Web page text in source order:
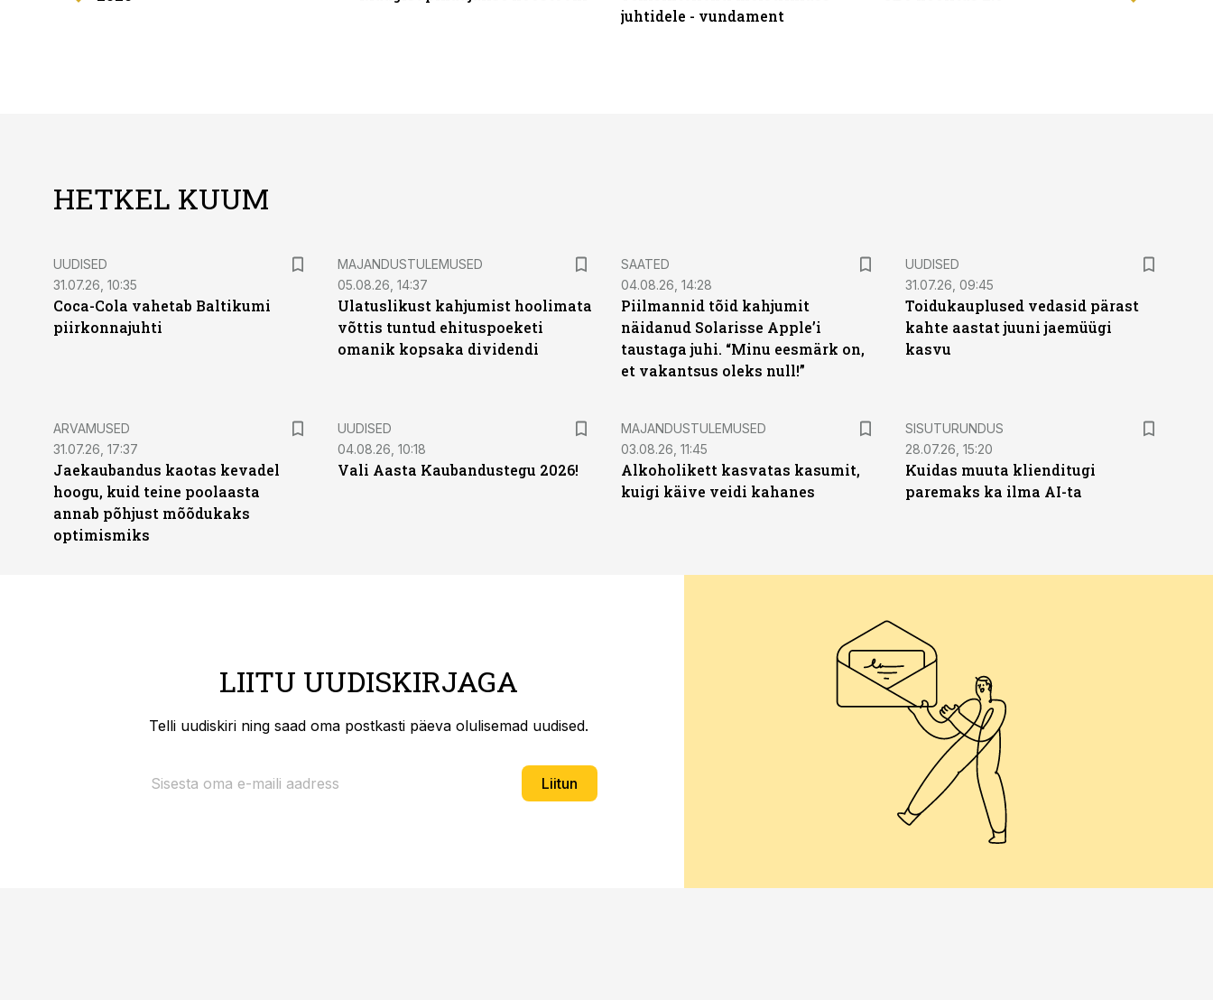
juhtidele - vundament
HETKEL KUUM
UUDISED
31.07.26, 10:35
Coca-Cola vahetab Baltikumi
piirkonnajuhti
MAJANDUSTULEMUSED
05.08.26, 14:37
Ulatuslikust kahjumist hoolimata
võttis tuntud ehituspoeketi
omanik kopsaka dividendi
SAATED
04.08.26, 14:28
Piilmannid tõid kahjumit
näidanud Solarisse Apple’i
taustaga juhi. “Minu eesmärk on,
et vakantsus oleks null!”
UUDISED
31.07.26, 09:45
Toidukauplused vedasid pärast
kahte aastat juuni jaemüügi
kasvu
ARVAMUSED
31.07.26, 17:37
Jaekaubandus kaotas kevadel
hoogu, kuid teine poolaasta
annab põhjust mõõdukaks
optimismiks
UUDISED
04.08.26, 10:18
Vali Aasta Kaubandustegu 2026!
MAJANDUSTULEMUSED
03.08.26, 11:45
Alkoholikett kasvatas kasumit,
kuigi käive veidi kahanes
ST
SISUTURUNDUS
28.07.26, 15:20
Kuidas muuta klienditugi
paremaks ka ilma AI-ta
LIITU UUDISKIRJAGA
Telli uudiskiri ning saad oma postkasti päeva olulisemad uudised.
Liitun